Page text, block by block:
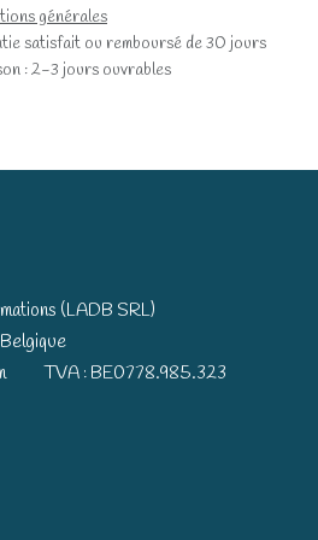
générales
satisfait ou remboursé de 30 jours
: 2-3 jours ouvrables
(LADB SRL)
TVA : BE0778.985.323